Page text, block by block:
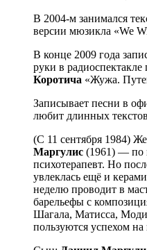
В 2004-м занимался
версии мюзикла «We
В конце 2009 года
руки в радиоспектакле
Коротича «Жужа.
Записывает песни в
любит длинных
(C 11 сентября 1984)
Маргулис (1961) — по
психотерапевт. Но
увлеклась ещё и
неделю проводит в
барельефы с
Шагала, Матисса,
пользуются успехом на